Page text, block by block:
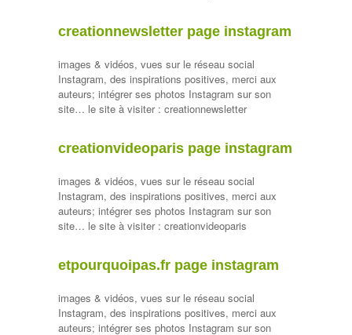
creationnewsletter page instagram
images & vidéos, vues sur le réseau social
Instagram, des inspirations positives, merci aux
auteurs; intégrer ses photos Instagram sur son
site… le site à visiter : creationnewsletter
creationvideoparis page instagram
images & vidéos, vues sur le réseau social
Instagram, des inspirations positives, merci aux
auteurs; intégrer ses photos Instagram sur son
site… le site à visiter : creationvideoparis
etpourquoipas.fr page instagram
images & vidéos, vues sur le réseau social
Instagram, des inspirations positives, merci aux
auteurs; intégrer ses photos Instagram sur son